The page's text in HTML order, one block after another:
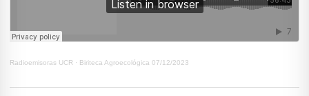
Radioemisoras UCR · Biriteca Agroecológica 07/12/2023